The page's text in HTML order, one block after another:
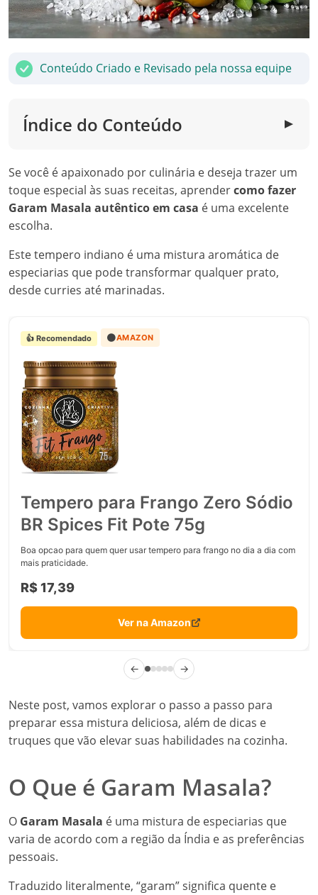
Conteúdo Criado e Revisado pela nossa equipe
Índice do Conteúdo ▼
Se você é apaixonado por culinária e deseja trazer um
toque especial às suas receitas, aprendercomo fazer
Garam Masala autêntico em casa é uma excelente
escolha.
Este tempero indiano é uma mistura aromática de
especiarias que pode transformar qualquer prato,
desde curries até marinadas.
👍 Recomendado 🟠AMAZON
Tempero para Frango Zero Sódio
BR Spices Fit Pote 75g
Boa opcao para quem quer usar tempero para frango no dia a dia com
mais praticidade.
R$ 17,39
Ver na Amazon
← →
Neste post, vamos explorar o passo a passo para
preparar essa mistura deliciosa, além de dicas e
truques que vão elevar suas habilidades na cozinha.
O Que é Garam Masala?
O Garam Masala é uma mistura de especiarias que
varia de acordo com a região da Índia e as preferências
pessoais.
Traduzido literalmente, “garam” significa quente e